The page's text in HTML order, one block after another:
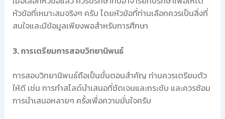
หัวข้อที่เหมาะสมจริงๆ ครับ โดยหัวข้อที่ท่านเลือกควรเป็นสิ่งที่
สนใจและมีข้อมูลเพียงพอสำหรับการศึกษา
3. การเตรียมการสอบวิทยานิพนธ์
การสอบวิทยานิพนธ์ถือเป็นขั้นตอนสำคัญ ท่านควรเตรียมตัว
ให้ดี เช่น การทำสไลด์นำเสนอที่ชัดเจนและกระชับ และควรซ้อม
การนำเสนอหลายๆ ครั้งเพื่อความมั่นใจครับ